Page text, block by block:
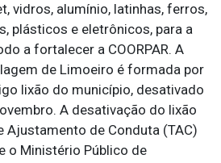
vidros, alumínio, latinhas, ferros,
plásticos e eletrônicos, para a
a fortalecer a COORPAR. A
de Limoeiro é formada por
lixão do município, desativado
A desativação do lixão
Ajustamento de Conduta (TAC)
o Ministério Público de